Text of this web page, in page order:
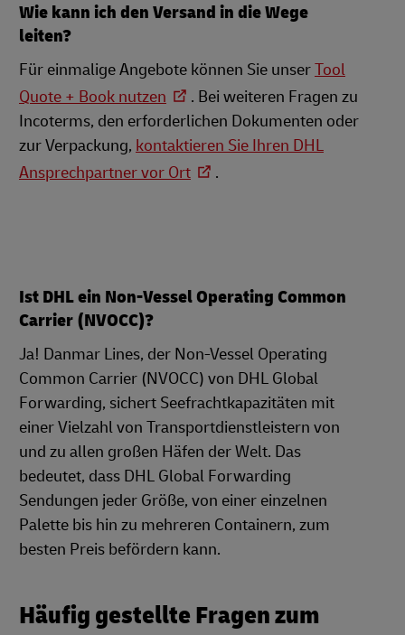
Wie kann ich den Versand in die Wege
leiten?
Für einmalige Angebote können Sie unserTool
Quote + Book nutzen
. Bei weiteren Fragen zu
Incoterms, den erforderlichen Dokumenten oder
zur Verpackung, kontaktieren Sie Ihren DHL
Ansprechpartner vor Ort
.
Ist DHL ein Non-Vessel Operating Common
Carrier (NVOCC)?
Ja! Danmar Lines, der Non-Vessel Operating
Common Carrier (NVOCC) von DHL Global
Forwarding, sichert Seefrachtkapazitäten mit
einer Vielzahl von Transportdienstleistern von
und zu allen großen Häfen der Welt. Das
bedeutet, dass DHL Global Forwarding
Sendungen jeder Größe, von einer einzelnen
Palette bis hin zu mehreren Containern, zum
besten Preis befördern kann.
Häufig gestellte Fragen zum